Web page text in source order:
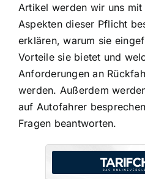
Artikel werden wir uns mit
Aspekten dieser Pflicht
erklären, warum sie
Vorteile sie bietet und
Anforderungen an
werden. Außerdem
auf Autofahrer
Fragen beantworten.